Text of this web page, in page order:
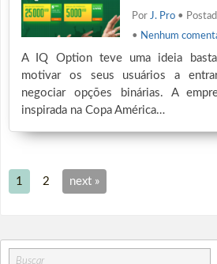
Por J. Pro •
• Nenhum
A IQ Option teve uma ideia
motivar os seus usuários a
negociar opções binárias. A
inspirada na Copa América…
1 2 next »